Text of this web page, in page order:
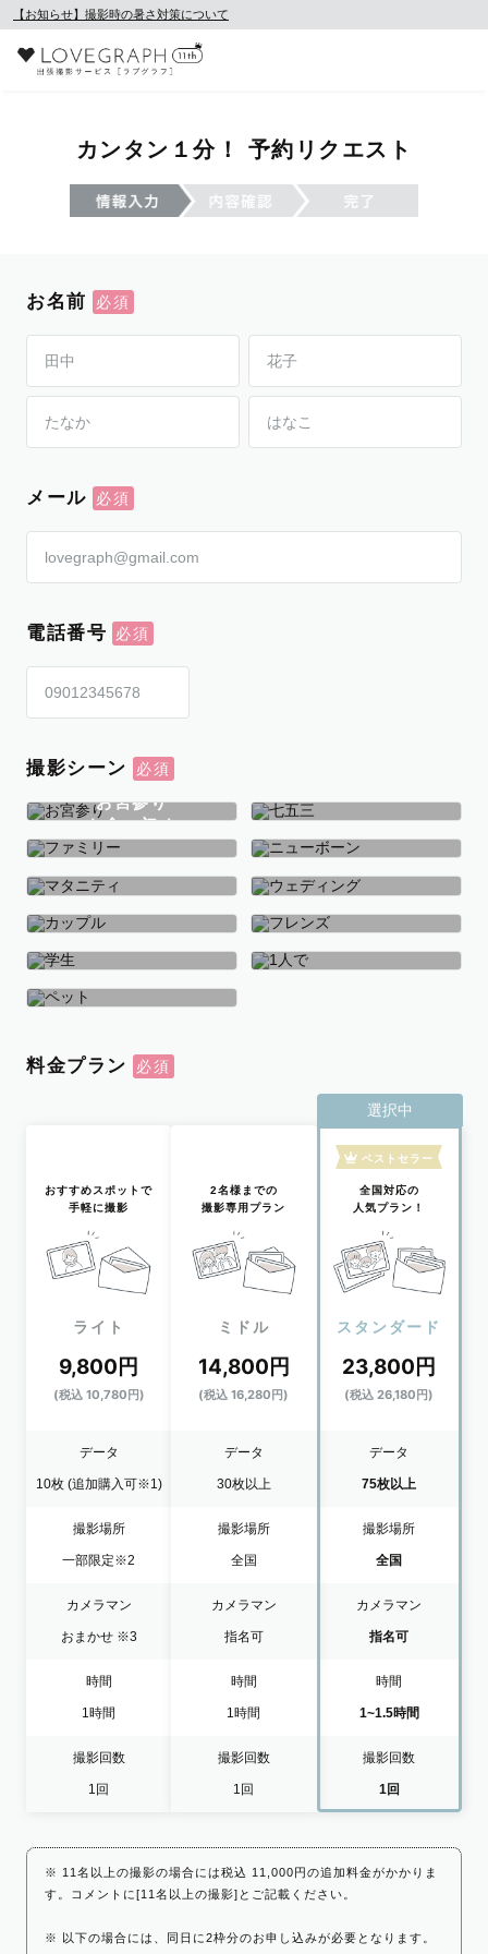
【お知らせ】撮影時の暑さ対策について
カンタン１分！ 予約リクエスト
お名前
メール
電話番号
撮影シーン
お宮参り
お食い初め
七五三
ファミリー ニューボーン
マタニティ ウェディング
カップル フレンズ
学生
料金プラン
おすすめスポットで
手軽に撮影
ライト
9,800円
(税込 10,780円)
データ
10枚 (追加購入可※1)
撮影場所
一部限定※2
カメラマン
おまかせ ※3
時間
1時間
撮影回数
1回
2名様までの
撮影専用プラン
ミドル
14,800円
(税込 16,280円)
データ
30枚以上
撮影場所
全国
カメラマン
指名可
時間
1時間
撮影回数
1回
選択中
ベストセラー
全国対応の
人気プラン！
スタンダード
23,800円
(税込 26,180円)
データ
75枚以上
撮影場所
全国
カメラマン
指名可
時間
1~1.5時間
撮影回数
1回
※ 11名以上の撮影の場合には税込 11,000円の追加料金がかかりま
す。コメントに[11名以上の撮影]とご記載ください。
※ 以下の場合には、同日に2枠分のお申し込みが必要となります。